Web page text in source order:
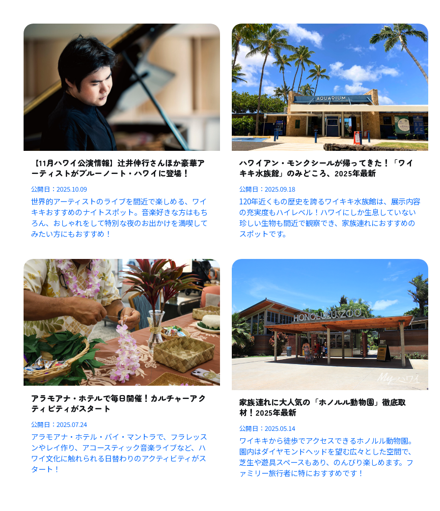
【11月ハワイ公演情報】辻井伸行さんほか豪華ア
ーティストがブルーノート・ハワイに登場！
公開日：2025.10.09
世界的アーティストのライブを間近で楽しめる、ワイ
キキおすすめのナイトスポット。音楽好きな方はもち
ろん、おしゃれをして特別な夜のお出かけを満喫して
みたい方にもおすすめ！
ハワイアン・モンクシールが帰ってきた！「ワイ
キキ水族館」のみどころ、2025年最新
公開日：2025.09.18
120年近くもの歴史を誇るワイキキ水族館は、展示内容
の充実度もハイレベル！ハワイにしか生息していない
珍しい生物も間近で観察でき、家族連れにおすすめの
スポットです。
アラモアナ・ホテルで毎日開催！カルチャーアク
ティビティがスタート
公開日：2025.07.24
アラモアナ・ホテル・バイ・マントラで、フラレッス
ンやレイ作り、アコースティック音楽ライブなど、ハ
ワイ文化に触れられる日替わりのアクティビティがス
タート！
家族連れに大人気の「ホノルル動物園」徹底取
材！2025年最新
公開日：2025.05.14
ワイキキから徒歩でアクセスできるホノルル動物園。
園内はダイヤモンドヘッドを望む広々とした空間で、
芝生や遊具スペースもあり、のんびり楽しめます。フ
ァミリー旅行者に特におすすめです！